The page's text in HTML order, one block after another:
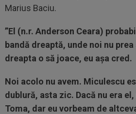
Marius Baciu.
”El (n.r. Anderson Ceara)
bandă dreaptă, unde noi nu prea
dreapta o să joace, eu așa cred.
Noi acolo nu avem. Miculescu
dublură, asta zic. Dacă nu era
Toma, dar eu vorbeam de